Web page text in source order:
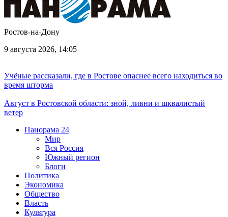
Ростов-на-Дону
9 августа 2026, 14:05
Учёные рассказали, где в Ростове опаснее всего находиться во
время шторма
Август в Ростовской области: зной, ливни и шквалистый
ветер
Панорама 24
Мир
Вся Россия
Южный регион
Блоги
Политика
Экономика
Общество
Власть
Культура